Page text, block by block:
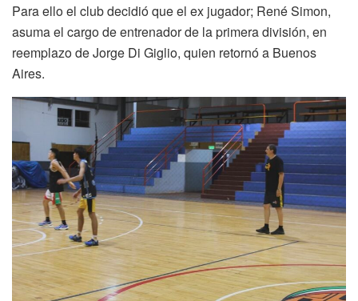
Para ello el club decidió que el ex jugador; René Simon,
asuma el cargo de entrenador de la primera división, en
reemplazo de Jorge Di Giglio, quien retornó a Buenos
Aires.